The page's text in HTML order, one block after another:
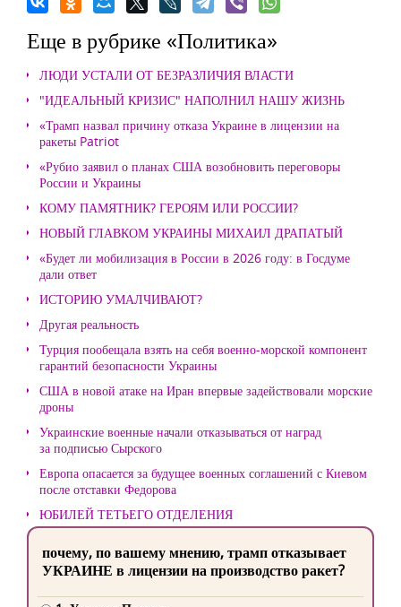
Еще в рубрике «Политика»
ЛЮДИ УСТАЛИ ОТ БЕЗРАЗЛИЧИЯ ВЛАСТИ
"ИДЕАЛЬНЫЙ КРИЗИС" НАПОЛНИЛ НАШУ ЖИЗНЬ
«Трамп назвал причину отказа Украине в лицензии на
ракеты Patriot
«Рубио заявил о планах США возобновить переговоры
России и Украины
КОМУ ПАМЯТНИК? ГЕРОЯМ ИЛИ РОССИИ?
НОВЫЙ ГЛАВКОМ УКРАИНЫ МИХАИЛ ДРАПАТЫЙ
«Будет ли мобилизация в России в 2026 году: в Госдуме
дали ответ
ИСТОРИЮ УМАЛЧИВАЮТ?
Другая реальность
Турция пообещала взять на себя военно-морской компонент
гарантий безопасности Украины
США в новой атаке на Иран впервые задействовали морские
дроны
Украинские военные начали отказываться от наград
за подписью Сырского
Европа опасается за будущее военных соглашений с Киевом
после отставки Федорова
ЮБИЛЕЙ ТЕТЬЕГО ОТДЕЛЕНИЯ
почему, по вашему мнению, трамп отказывает
УКРАИНЕ в лицензии на производство ракет?